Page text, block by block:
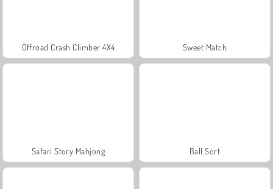
Offroad Crash Climber 4X4 Sweet Match
Safari Story Mahjong Ball Sort